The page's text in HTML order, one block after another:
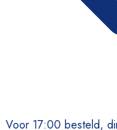
Voor 17:00 besteld,